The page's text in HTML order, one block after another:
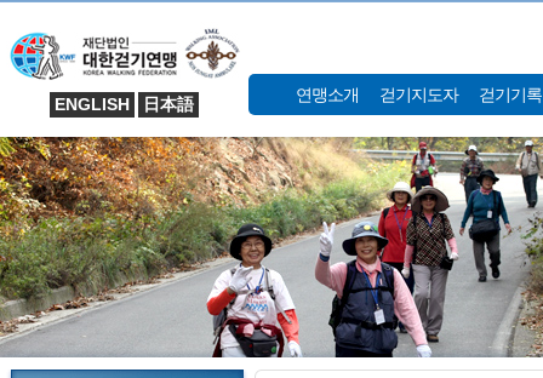
ENGLISH 日本語 연맹소개 걷기지도자 걷기기